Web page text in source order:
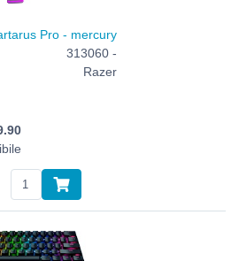
Pro - mercury
313060 -
Razer